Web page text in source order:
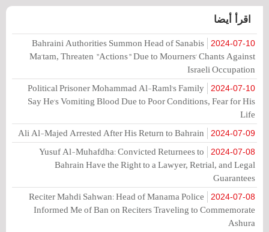
اقرأ أيضا
2024-07-10
Bahraini Authorities Summon Head of Sanabis
Ma'tam, Threaten "Actions" Due to Mourners' Chants Against
Israeli Occupation
2024-07-10
Political Prisoner Mohammad Al-Raml's Family
Say He's Vomiting Blood Due to Poor Conditions, Fear for His
Life
2024-07-09
Ali Al-Majed Arrested After His Return to Bahrain
2024-07-08
Yusuf Al-Muhafdha: Convicted Returnees to
Bahrain Have the Right to a Lawyer, Retrial, and Legal
Guarantees
2024-07-08
Reciter Mahdi Sahwan: Head of Manama Police
Informed Me of Ban on Reciters Traveling to Commemorate
Ashura